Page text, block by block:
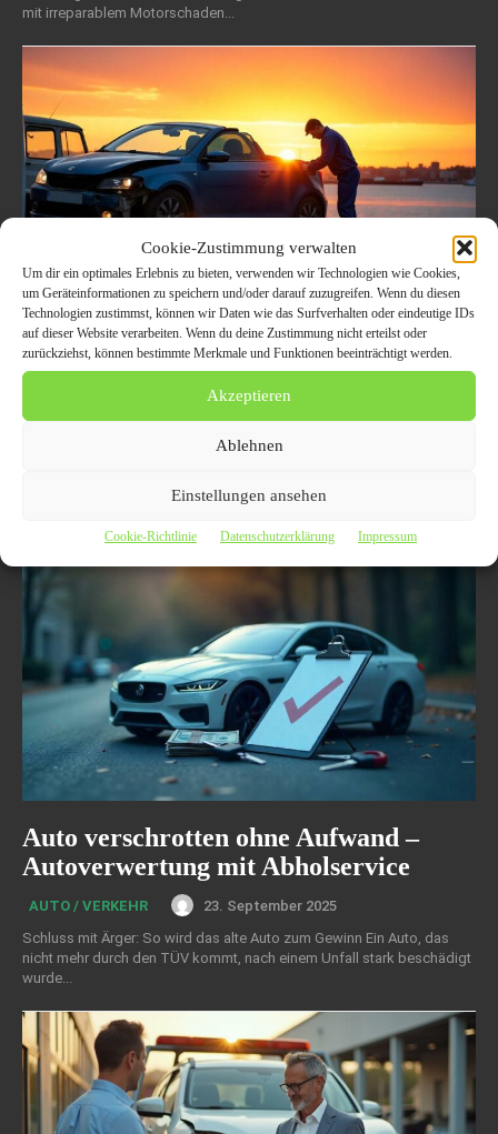
Cookie-Zustimmung verwalten
Um dir ein optimales Erlebnis zu bieten, verwenden wir Technologien wie Cookies,
um Geräteinformationen zu speichern und/oder darauf zuzugreifen. Wenn du diesen
Technologien zustimmst, können wir Daten wie das Surfverhalten oder eindeutige IDs
auf dieser Website verarbeiten. Wenn du deine Zustimmung nicht erteilst oder
zurückziehst, können bestimmte Merkmale und Funktionen beeinträchtigt werden.
Akzeptieren
Ablehnen
Einstellungen ansehen
Cookie-Richtlinie Datenschutzerklärung Impressum
mit irreparablem Motorschaden...
Schrottauto Ankauf in Ihrer Nähe –
regional, fair & zuverlässig
ALLGEMEIN
23. September 2025
Wenn das alte Auto zur Belastung wird Ein Auto, das nicht mehr durch
Auto verschrotten ohne Aufwand –
Autoverwertung mit Abholservice
AUTO / VERKEHR
23. September 2025
Schluss mit Ärger: So wird das alte Auto zum Gewinn Ein Auto, das
nicht mehr durch den TÜV kommt, nach einem Unfall stark beschädigt
wurde...